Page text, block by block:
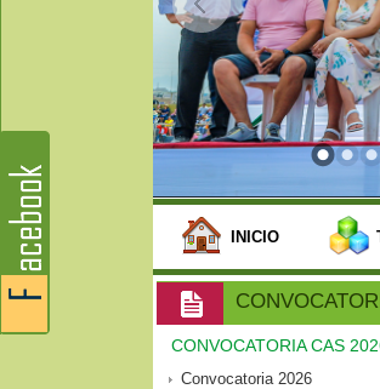
INICIO
CONVOCATORIA CAS
Convocatoria 2026